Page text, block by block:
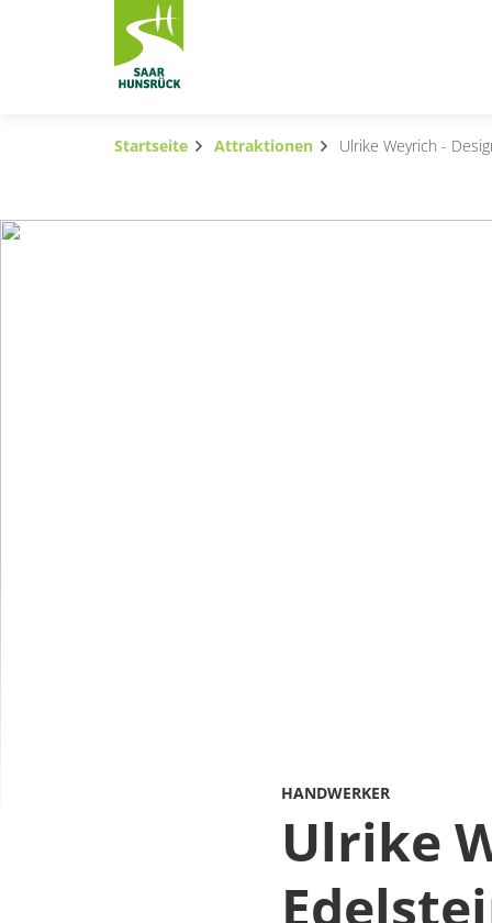
Zum Hauptinhalt springen
Subnavigation umschalten
Startseite Attraktionen Ulrike Weyrich -
HANDWERKER
Ulrike